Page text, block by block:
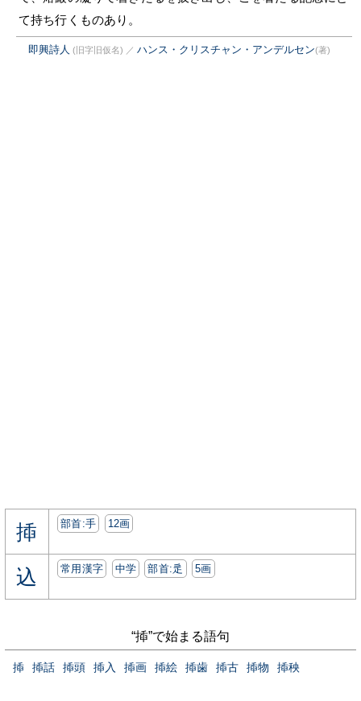
て持ち行くものあり。
即興詩人 (旧字旧仮名) ／ ハンス・クリスチャン・アンデルセン(著)
揷 部首:⼿ 12画
込 常用漢字 中学 部首:⾡ 5画
“揷”で始まる語句
揷 揷話 揷頭 揷入 揷画 揷絵 揷歯 揷古 揷物 揷秧